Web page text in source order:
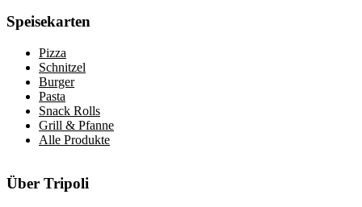
Speisekarten
Pizza
Schnitzel
Burger
Pasta
Snack Rolls
Grill & Pfanne
Alle Produkte
Über Tripoli